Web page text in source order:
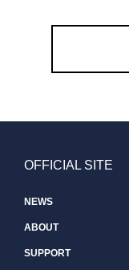
OFFICIAL SITE
NEWS
ABOUT
SUPPORT